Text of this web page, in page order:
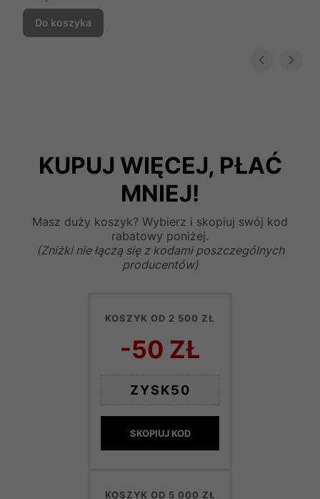
Do koszyka
KUPUJ WIĘCEJ, PŁAĆ
MNIEJ!
Masz duży koszyk? Wybierz i skopiuj swój kod
rabatowy poniżej.
(Zniżki nie łączą się z kodami poszczególnych
producentów)
KOSZYK OD 2 500 ZŁ
-50 ZŁ
ZYSK50
SKOPIUJ KOD
KOSZYK OD 5 000 ZŁ